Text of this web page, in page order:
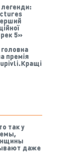
5»
премія
так у
даже